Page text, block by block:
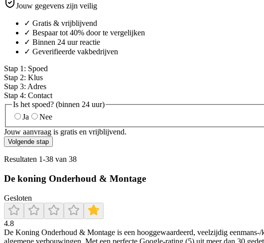
Jouw gegevens zijn veilig
✓ Gratis & vrijblijvend
✓ Bespaar tot 40% door te vergelijken
✓ Binnen 24 uur reactie
✓ Geverifieerde vakbedrijven
Stap 1 : Spoed
Stap 2: Klus
Stap 3: Adres
Stap 4: Contact
Is het spoed? (binnen 24 uur)
Ja
Nee
Jouw aanvraag is gratis en vrijblijvend.
Volgende stap
Resultaten 1-38 van 38
De koning Onderhoud & Montage
Gesloten
4.8
De Koning Onderhoud & Montage is een hooggewaardeerd, veelzijdig
algemene verbouwingen. Met een perfecte Google-rating (5) uit meer dan 30